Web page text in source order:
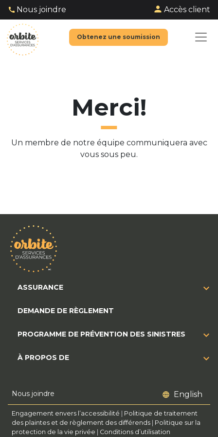
Nous joindre Accès client
Obtenez une soumission
Merci!
Un membre de notre équipe communiquera avec
vous sous peu.
ASSURANCE
DEMANDE DE RÈGLEMENT
PROGRAMME DE PRÉVENTION DES SINISTRES
À PROPOS DE
Nous joindre English
Engagement envers l’accessibilité
Politique de traitement
des plaintes et de règlement des différends
Politique sur la
protection de la vie privée
Conditions d’utilisation